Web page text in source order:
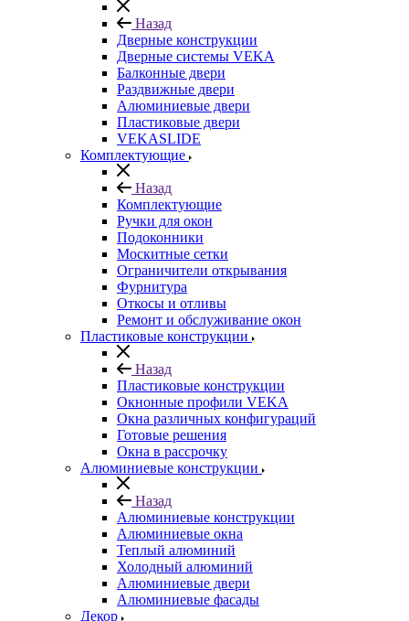
Назад
Дверные конструкции
Дверные системы VEKA
Балконные двери
Раздвижные двери
Алюминиевые двери
Пластиковые двери
VEKASLIDE
Комплектующие
Назад
Комплектующие
Ручки для окон
Подоконники
Москитные сетки
Ограничители открывания
Фурнитура
Откосы и отливы
Ремонт и обслуживание окон
Пластиковые конструкции
Назад
Пластиковые конструкции
Окнонные профили VEKA
Окна различных конфигураций
Готовые решения
Окна в рассрочку
Алюминиевые конструкции
Назад
Алюминиевые конструкции
Алюминиевые окна
Теплый алюминий
Холодный алюминий
Алюминиевые двери
Алюминиевые фасады
Декор